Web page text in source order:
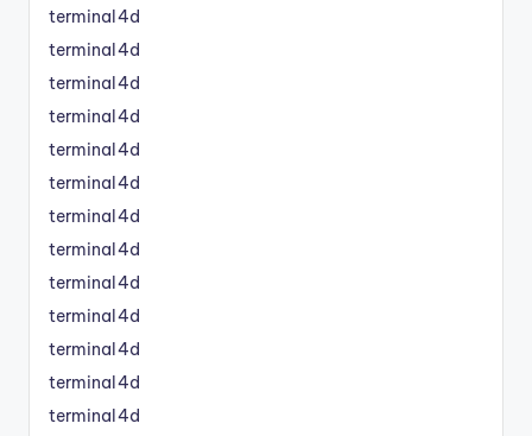
terminal4d
terminal4d
terminal4d
terminal4d
terminal4d
terminal4d
terminal4d
terminal4d
terminal4d
terminal4d
terminal4d
terminal4d
terminal4d